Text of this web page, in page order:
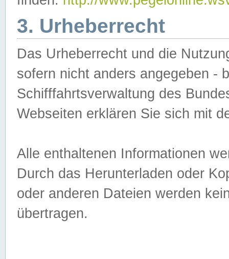
3. Urheberrecht
Das Urheberrecht und die
sofern nicht anders angegeben -
Schifffahrtsverwaltung des
Webseiten erklären Sie sich mit
Alle enthaltenen Informationen
Durch das Herunterladen oder
oder anderen Dateien werden
übertragen.